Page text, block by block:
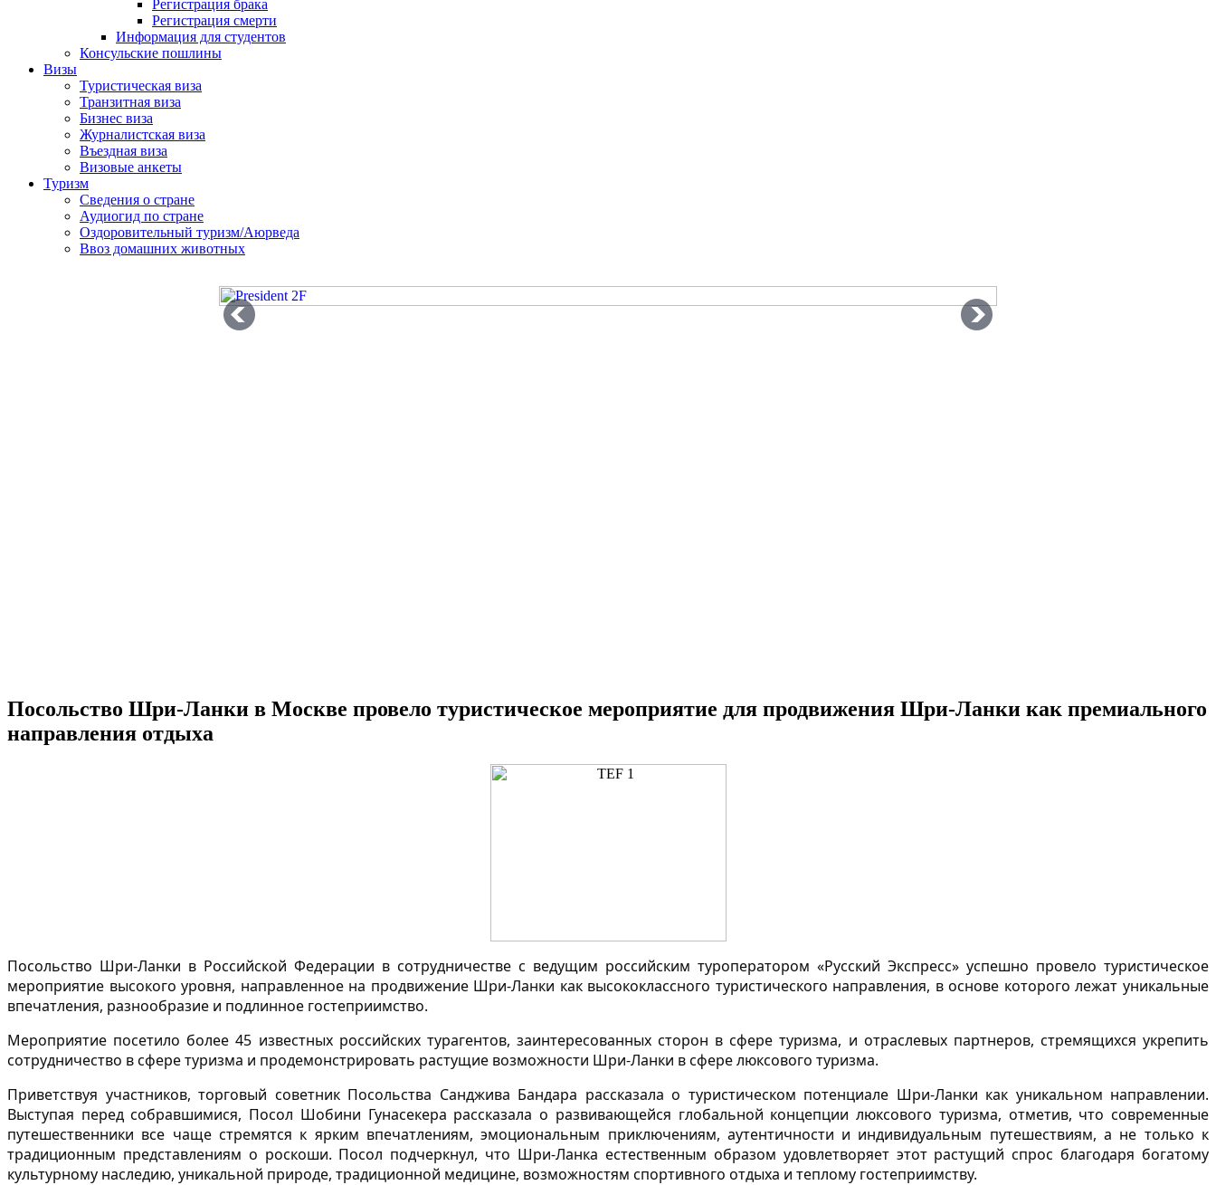
Регистрация брака
Регистрация смерти
Информация для студентов
Консульские пошлины
Визы
Туристическая виза
Транзитная виза
Бизнес виза
Журналистская виза
Въездная виза
Визовые анкеты
Туризм
Сведения о стране
Аудиогид по стране
Оздоровительный туризм/Аюрведа
Ввоз домашних животных
Посольство Шри-Ланки в Москве провело туристическое мероприятие для продвижения Шри-Ланки как премиального
направления отдыха
Посольство Шри-Ланки в Российской Федерации в сотрудничестве с ведущим российским туроператором «Русский Экспресс» успешно провело туристическое
мероприятие высокого уровня, направленное на продвижение Шри-Ланки как высококлассного туристического направления, в основе которого лежат уникальные
впечатления, разнообразие и подлинное гостеприимство.
Мероприятие посетило более 45 известных российских турагентов, заинтересованных сторон в сфере туризма, и отраслевых партнеров, стремящихся укрепить
сотрудничество в сфере туризма и продемонстрировать растущие возможности Шри-Ланки в сфере люксового туризма.
Приветствуя участников, торговый советник Посольства Санджива Бандара рассказала о туристическом потенциале Шри-Ланки как уникальном направлении.
Выступая перед собравшимися, Посол Шобини Гунасекера рассказала о развивающейся глобальной концепции люксового туризма, отметив, что современные
путешественники все чаще стремятся к ярким впечатлениям, эмоциональным приключениям, аутентичности и индивидуальным путешествиям, а не только к
традиционным представлениям о роскоши. Посол подчеркнул, что Шри-Ланка естественным образом удовлетворяет этот растущий спрос благодаря богатому
культурному наследию, уникальной природе, традиционной медицине, возможностям спортивного отдыха и теплому гостеприимству.